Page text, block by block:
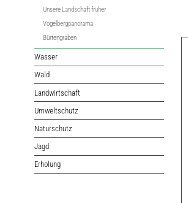
Unsere Landschaft früher
Vogelbergpanorama
Bürtengraben
Wasser
Wald
Landwirtschaft
Umweltschutz
Naturschutz
Jagd
Erholung